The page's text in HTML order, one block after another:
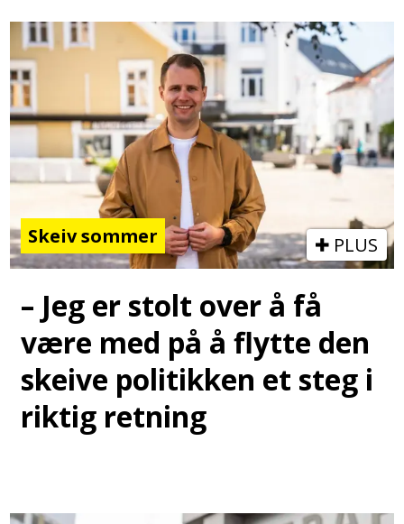
Skeiv sommer PLUS
– Jeg er stolt over å få
være med på å flytte den
skeive politikken et steg i
riktig retning